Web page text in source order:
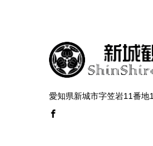
愛知県新城市字笠岩11番地1